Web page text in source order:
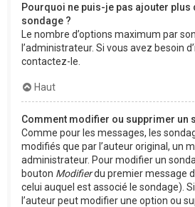
Pourquoi ne puis-je pas ajouter plus
sondage ?
Le nombre d’options maximum par
l’administrateur. Si vous avez besoin
contactez-le.
Haut
Comment modifier ou supprimer un
Comme pour les messages, les
modifiés que par l’auteur original, un
administrateur. Pour modifier un
bouton Modifierdu premier message
celui auquel est associé le sondage).
l’auteur peut modifier une option ou